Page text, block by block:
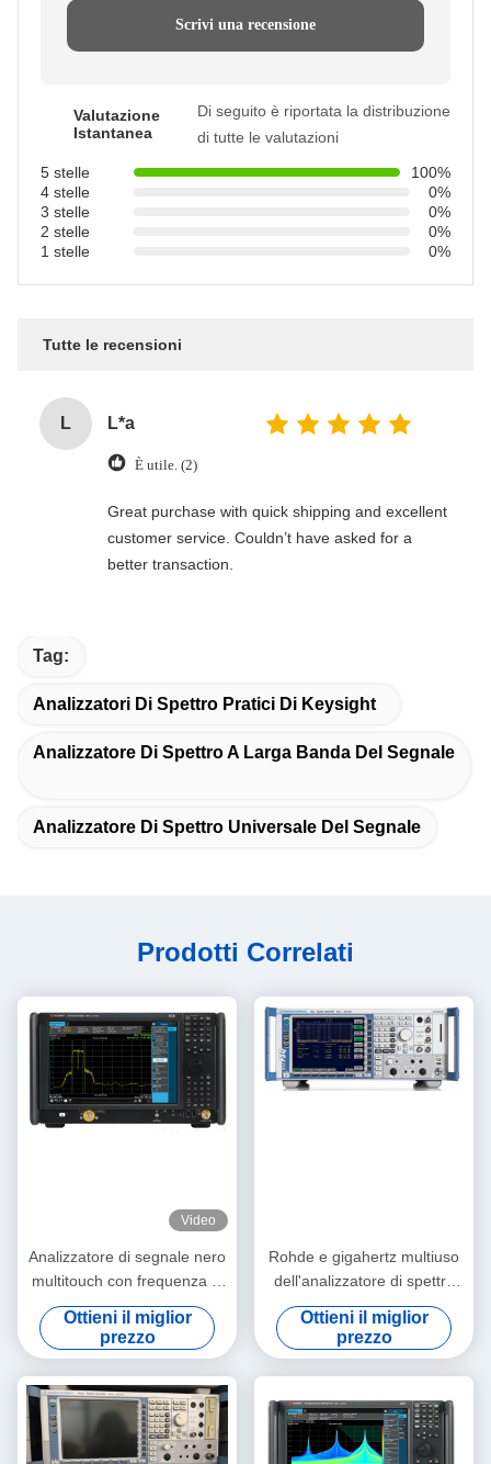
Scrivi una recensione
Valutazione
Istantanea
Di seguito è riportata la distribuzione
di tutte le valutazioni
5 stelle
100%
4 stelle
0%
3 stelle
0%
2 stelle
0%
1 stelle
0%
Tutte le recensioni
L L*a
È utile. (2)
Great purchase with quick shipping and excellent
customer service. Couldn’t have asked for a
better transaction.
Tag:
Analizzatori Di Spettro Pratici Di Keysight
Analizzatore Di Spettro A Larga Banda Del Segnale
Analizzatore Di Spettro Universale Del Segnale
Prodotti Correlati
Video
Analizzatore di segnale nero
multitouch con frequenza di
110 GHz e larghezza di
banda di analisi di 1 GHz
Analizzatore di spettro serie
UXA X
Ottieni il miglior
prezzo
Rohde e gigahertz multiuso
dell'analizzatore di spettro
del segnale di Schwarz
FSQ8 8
Ottieni il miglior
prezzo